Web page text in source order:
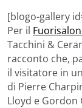
[blogo-gallery
Per il
Tacchini &
racconto che,
il visitatore in
di Pierre
Lloyd e Gordon